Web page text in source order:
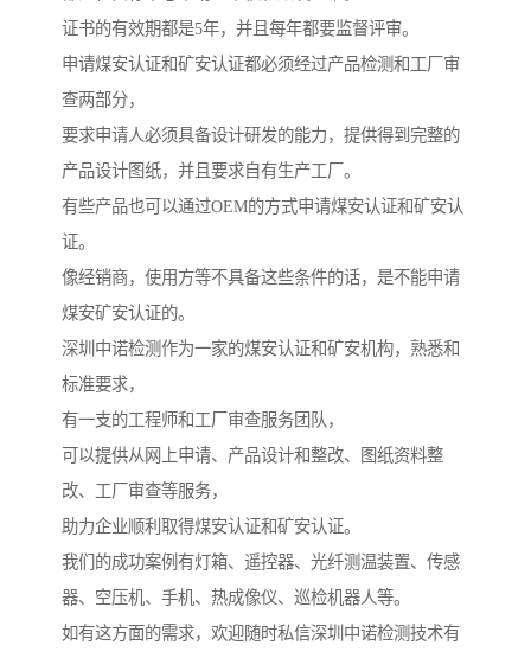
证书的有效期都是5年，并且每年都要监督评审。
申请煤安认证和矿安认证都必须经过产品检测和工厂审
查两部分，
要求申请人必须具备设计研发的能力，提供得到完整的
产品设计图纸，并且要求自有生产工厂。
有些产品也可以通过OEM的方式申请煤安认证和矿安认
证。
像经销商，使用方等不具备这些条件的话，是不能申请
煤安矿安认证的。
深圳中诺检测作为一家的煤安认证和矿安机构，熟悉和
标准要求，
有一支的工程师和工厂审查服务团队，
可以提供从网上申请、产品设计和整改、图纸资料整
改、工厂审查等服务，
助力企业顺利取得煤安认证和矿安认证。
我们的成功案例有灯箱、遥控器、光纤测温装置、传感
器、空压机、手机、热成像仪、巡检机器人等。
如有这方面的需求，欢迎随时私信深圳中诺检测技术有